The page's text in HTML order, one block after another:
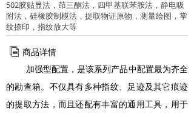
502胶贴显法，茚三酮法，四甲基联苯胺法，静电吸
附法，硅橡胶制模法，提取物证原物，测量绘图，掌
纹捺印，指纹放大等
商品详情
加强型配置，是该系列产品中配置最为齐全
的勘查箱。不仅具有多种指纹、足迹及其它痕迹
的提取方法，而且还配有丰富的通用工具，用于
ꀢ